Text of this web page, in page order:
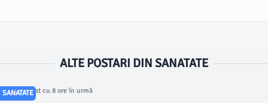
ALTE POSTARI DIN SANATATE
SANATATE
Articol postat cu 8 ore în urmă